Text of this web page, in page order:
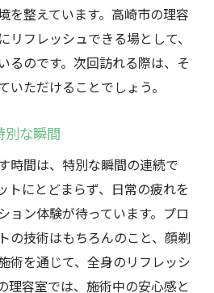
見つける新たな魅力
での自分改革体験
導く新たな自分のスタイル
での新しい自分との出会い
を整えています。高崎市の理容
リフレッシュできる場として、
るのです。次回訪れる際は、そ
いただけることでしょう。
別な瞬間
時間は、特別な瞬間の連続で
トにとどまらず、日常の疲れを
ョン体験が待っています。プロ
の技術はもちろんのこと、顔剃
術を通じて、全身のリフレッシ
理容室では、施術中の安心感と